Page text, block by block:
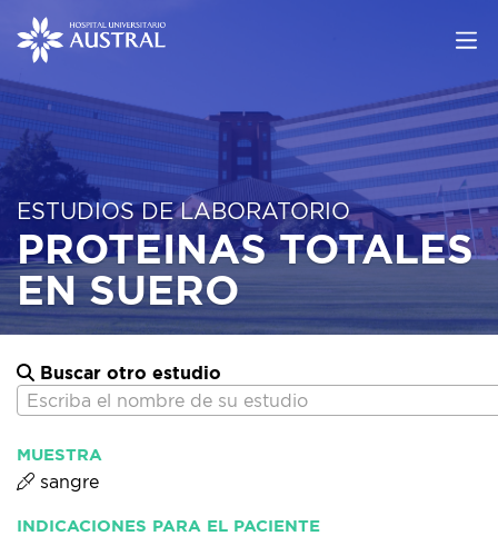
ESTUDIOS DE LABORATORIO
PROTEINAS TOTALES
EN SUERO
Buscar otro estudio
Escriba el nombre de su estudio
MUESTRA
sangre
INDICACIONES PARA EL PACIENTE